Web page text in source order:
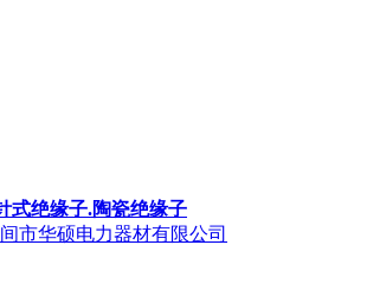
式绝缘子.陶瓷绝缘子
市华硕电力器材有限公司